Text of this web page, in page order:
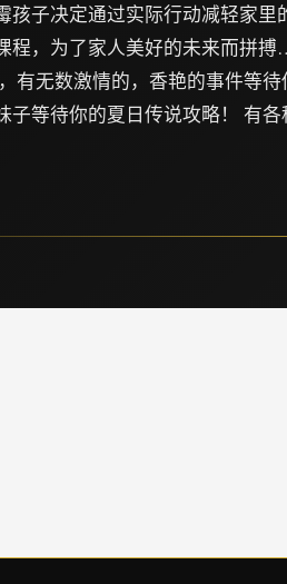
子决定通过实际行动减轻家里
程，为了家人美好的未来而拼
有无数激情的，香艳的事件等待
子等待你的夏日传说攻略！ 有